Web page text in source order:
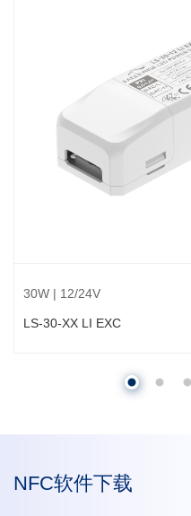
30W | 12/24V
LS-30-XX LI EXC
NFC软件下载